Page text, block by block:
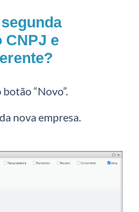
CNPJ e
“Novo”.
nova empresa.